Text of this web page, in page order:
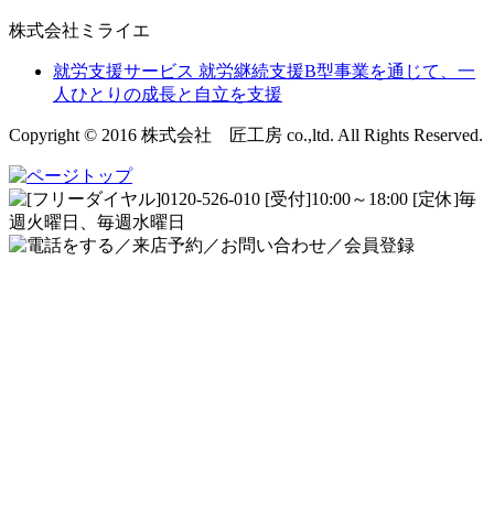
株式会社ミライエ
就労支援サービス 就労継続支援B型事業を通じて、一
人ひとりの成長と自立を支援
Copyright © 2016 株式会社 匠工房 co.,ltd. All Rights Reserved.